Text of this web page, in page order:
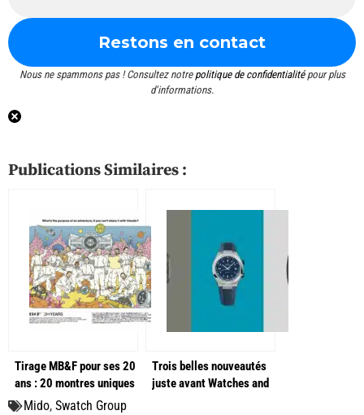
Nous ne spammons pas ! Consultez notre politique de confidentialitépour plus
d’informations.
Publications Similaires :
Tirage MB&F pour ses 20
ans : 20 montres uniques
à gagner
Trois belles nouveautés
juste avant Watches and
Mido, Swatch Group